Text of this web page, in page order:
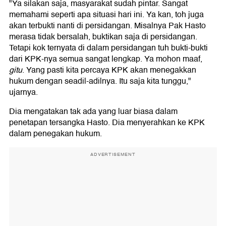
"Ya silakan saja, masyarakat sudah pintar. Sangat
memahami seperti apa situasi hari ini. Ya kan, toh juga
akan terbukti nanti di persidangan. Misalnya Pak Hasto
merasa tidak bersalah, buktikan saja di persidangan.
Tetapi kok ternyata di dalam persidangan tuh bukti-bukti
dari KPK-nya semua sangat lengkap. Ya mohon maaf,
gitu. Yang pasti kita percaya KPK akan menegakkan
hukum dengan seadil-adilnya. Itu saja kita tunggu,"
ujarnya.
Dia mengatakan tak ada yang luar biasa dalam
penetapan tersangka Hasto. Dia menyerahkan ke KPK
dalam penegakan hukum.
ADVERTISEMENT